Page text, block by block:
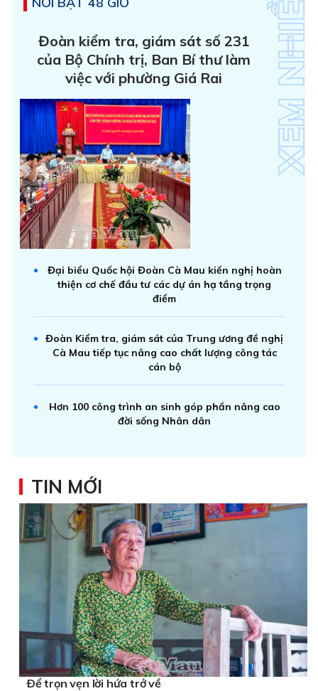
Đoàn kiểm tra, giám sát số 231
của Bộ Chính trị, Ban Bí thư làm
việc với phường Giá Rai
Đại biểu Quốc hội Đoàn Cà Mau kiến nghị hoàn
thiện cơ chế đầu tư các dự án hạ tầng trọng
điểm
Đoàn Kiểm tra, giám sát của Trung ương đề nghị
Cà Mau tiếp tục nâng cao chất lượng công tác
cán bộ
Hơn 100 công trình an sinh góp phần nâng cao
đời sống Nhân dân
TIN MỚI
Ðể trọn vẹn lời hứa trở về